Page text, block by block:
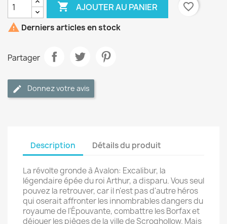
 AJOUTER AU PANIER
favorite_border
 Derniers articles en stock
Partager
Donnez votre avis
Description Détails du produit
La révolte gronde à Avalon: Excalibur, la
légendaire épée du roi Arthur, a disparu. Vous seul
pouvez la retrouver, car il n'est pas d'autre héros
qui oserait affronter les innombrables dangers du
royaume de l'Épouvante, combattre les Borfax et
déjouer les pièges de la ville de Scroghollow. Mais